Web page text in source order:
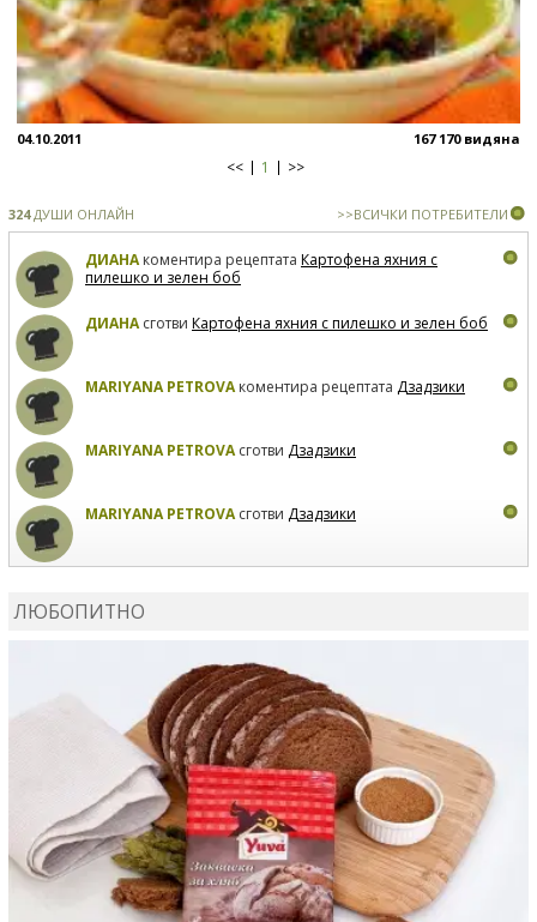
04.10.2011 167 170 видяна
<< 1 >>
324ДУШИ ОНЛАЙН >>ВСИЧКИ ПОТРЕБИТЕЛИ
ДИАНАкоментира рецептата Картофена яхния с
пилешко и зелен боб
ДИАНАсготви Картофена яхния с пилешко и зелен боб
MARIYANA PETROVAкоментира рецептата Дзадзики
MARIYANA PETROVAсготви Дзадзики
MARIYANA PETROVAсготви Дзадзики
ЛЮБОПИТНО